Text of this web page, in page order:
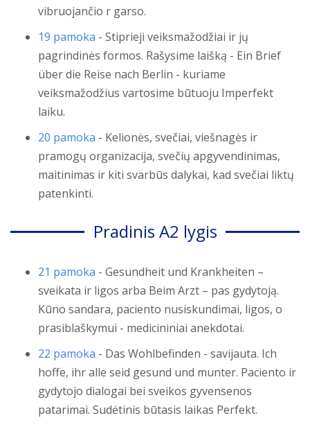
vibruojančio r garso.
19 pamoka - Stiprieji veiksmažodžiai ir jų
pagrindinės formos. Rašysime laišką - Ein Brief
über die Reise nach Berlin - kuriame
veiksmažodžius vartosime būtuoju Imperfekt
laiku.
20 pamoka - Kelionės, svečiai, viešnagės ir
pramogų organizacija, svečių apgyvendinimas,
maitinimas ir kiti svarbūs dalykai, kad svečiai liktų
patenkinti.
Pradinis A2 lygis
21 pamoka - Gesundheit und Krankheiten –
sveikata ir ligos arba Beim Arzt – pas gydytoją.
Kūno sandara, paciento nusiskundimai, ligos, o
prasiblaškymui - medicininiai anekdotai.
22 pamoka - Das Wohlbefinden - savijauta. Ich
hoffe, ihr alle seid gesund und munter. Paciento ir
gydytojo dialogai bei sveikos gyvensenos
patarimai. Sudėtinis būtasis laikas Perfekt.